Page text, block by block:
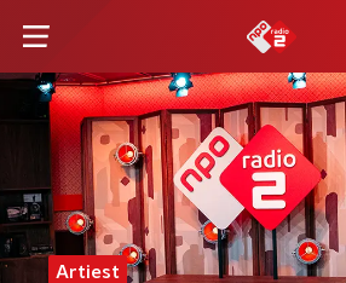
Artiest